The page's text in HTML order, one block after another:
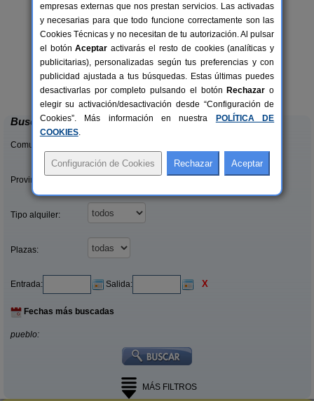
10-12 pers.
desde27 €
Casa Rural La Cruz de San Pedro
Añora (Córdoba)
Buscar
Comunidades:
Provincias/Islas:
Tipo alquiler:
Plazas:
Entrada: Salida: X
Fechas más buscadas
pueblo:
MÁS FILTROS
empresas externas que nos prestan servicios. Las activadas
y necesarias para que todo funcione correctamente son las
Cookies Técnicas y no necesitan de tu autorización. Al pulsar
el botónAceptar activarás el resto de cookies (analíticas y
publicitarias), personalizadas según tus preferencias y con
publicidad ajustada a tus búsquedas. Estas últimas puedes
desactivarlas por completo pulsando el botón Rechazar o
elegir su activación/desactivación desde “Configuración de
Cookies”. Más información en nuestra
POLÍTICA DE
COOKIES.